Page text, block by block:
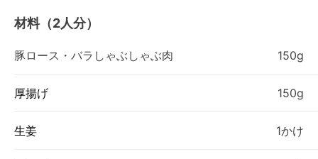
材料（2人分）
豚ロース・バラしゃぶしゃぶ肉 150g
厚揚げ 150g
生姜 1かけ